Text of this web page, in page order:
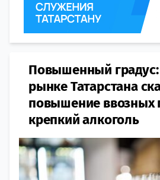
Повышенный градус:
рынке Татарстана
повышение ввозных
крепкий алкоголь